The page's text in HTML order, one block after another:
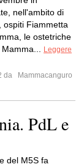
nell'ambito di
ospiti Fiammetta
le ostetriche
Leggere
da
Mammacanguro
PdL e
del M5S fa